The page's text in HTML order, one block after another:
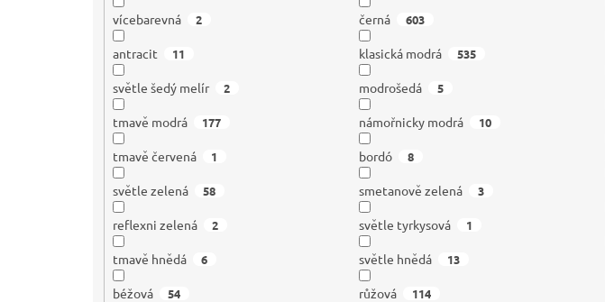
vícebarevná 2 černá 603
antracit 11 klasická modrá 535
světle šedý melír 2 modrošedá 5
tmavě modrá 177 námořnicky modrá 10
tmavě červená 1 bordó 8
světle zelená 58 smetanově zelená 3
reflexni zelená 2 světle tyrkysová 1
tmavě hnědá 6 světle hnědá 13
béžová 54 růžová 114